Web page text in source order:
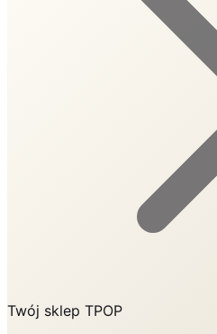
Twój sklep TPOP